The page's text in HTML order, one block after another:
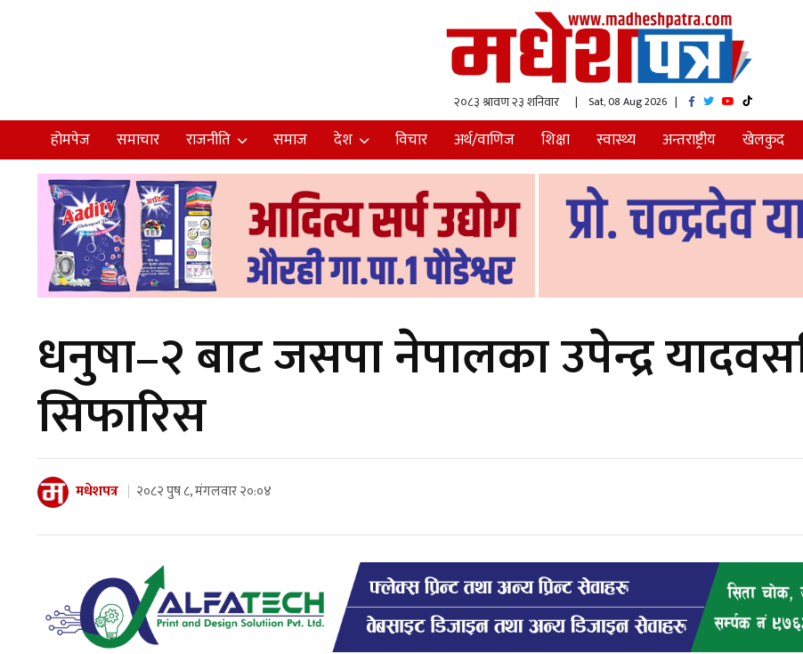
| Sat, 08 Aug 2026 |
होमपेज समाचार राजनीति समाज देश विचार अर्थ/वाणिज शिक्षा स्वास्थ्य अन्तराष्ट्रीय खेलकुद
धनुषा–२ बाट जसपा नेपालका उपेन्द्र
सिफारिस
मधेशपत्र २०८२ पुष ८, मंगलवार २०:०४